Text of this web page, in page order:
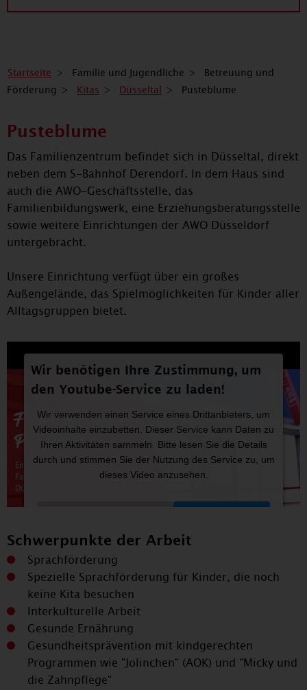
Startseite Familie und Jugendliche
Betreuung und
Förderung
Kitas Düsseltal Pusteblume
Pusteblume
Das Familienzentrum befindet sich in Düsseltal, direkt
neben dem S-Bahnhof Derendorf. In dem Haus sind
auch die AWO-Geschäftsstelle, das
Familienbildungswerk, eine Erziehungsberatungsstelle
sowie weitere Einrichtungen der AWO Düsseldorf
untergebracht.
Unsere Einrichtung verfügt über ein großes
Außengelände, das Spielmöglichkeiten für Kinder aller
Alltagsgruppen bietet.
Wir benötigen Ihre Zustimmung, um
den Youtube-Service zu laden!
Wir verwenden einen Service eines Drittanbieters, um
Videoinhalte einzubetten. Dieser Service kann Daten zu
Ihren Aktivitäten sammeln. Bitte lesen Sie die Details
durch und stimmen Sie der Nutzung des Service zu, um
dieses Video anzusehen.
Powered byUsercentrics Consent Management
Schwerpunkte der Arbeit
Sprachförderung
Spezielle Sprachförderung für Kinder, die noch
keine Kita besuchen
Interkulturelle Arbeit
Gesunde Ernährung
Gesundheitsprävention mit kindgerechten
Programmen wie "Jolinchen" (AOK) und "Micky und
die Zahnpflege"